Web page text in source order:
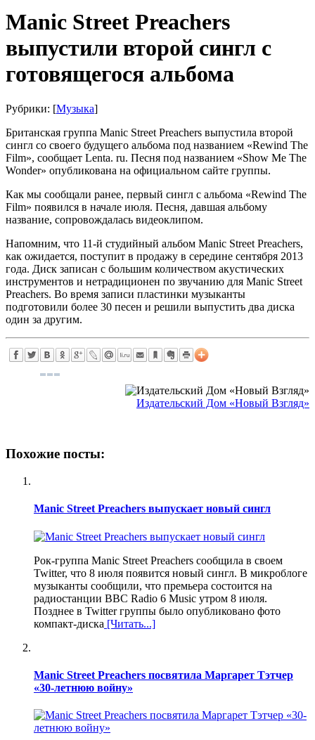
Manic Street Preachers
выпустили второй сингл с
готовящегося альбома
Рубрики: [Музыка]
Британская группа Manic Street Preachers выпустила второй
сингл со своего будущего альбома под названием «Rewind The
Film», сообщает Lenta. ru. Песня под названием «Show Me The
Wonder» опубликована на официальном сайте группы.
Как мы сообщали ранее, первый сингл с альбома «Rewind The
Film» появился в начале июля. Песня, давшая альбому
название, сопровождалась видеоклипом.
Напомним, что 11-й студийный альбом Manic Street Preachers,
как ожидается, поступит в продажу в середине сентября 2013
года. Диск записан с большим количеством акустических
инструментов и нетрадиционен по звучанию для Manic Street
Preachers. Во время записи пластинки музыканты
подготовили более 30 песен и решили выпустить два диска
один за другим.
Издательский Дом «Новый Взгляд»
Похожие посты:
Manic Street Preachers выпускает новый сингл
Рок-группа Manic Street Preachers сообщила в своем
Twitter, что 8 июля появится новый сингл. В микроблоге
музыканты сообщили, что премьера состоится на
радиостанции BBC Radio 6 Music утром 8 июля.
Позднее в Twitter группы было опубликовано фото
компакт-диска [Читать...]
Manic Street Preachers посвятила Маргарет Тэтчер
«30-летнюю войну»